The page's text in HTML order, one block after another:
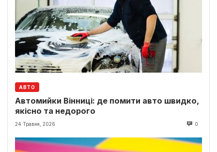
АВТО
Автомийки Вінниці: де помити авто швидко,
якісно та недорого
24 Травня, 2026 0